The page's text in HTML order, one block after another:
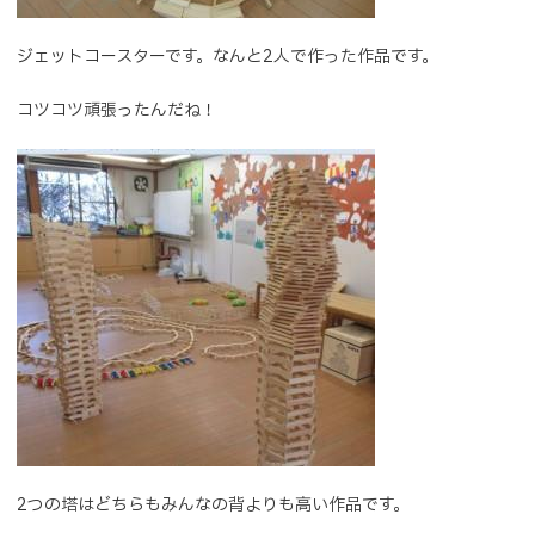
ジェットコースターです。なんと2人で作った作品です。
コツコツ頑張ったんだね！
2つの塔はどちらもみんなの背よりも高い作品です。